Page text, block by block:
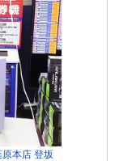
本店 登坂